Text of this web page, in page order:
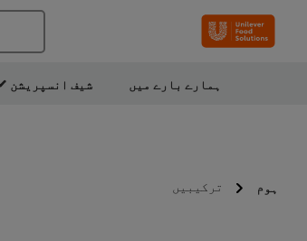
ہمارے بارے میں شیف انسپریشن
ہوم ترکیبیں